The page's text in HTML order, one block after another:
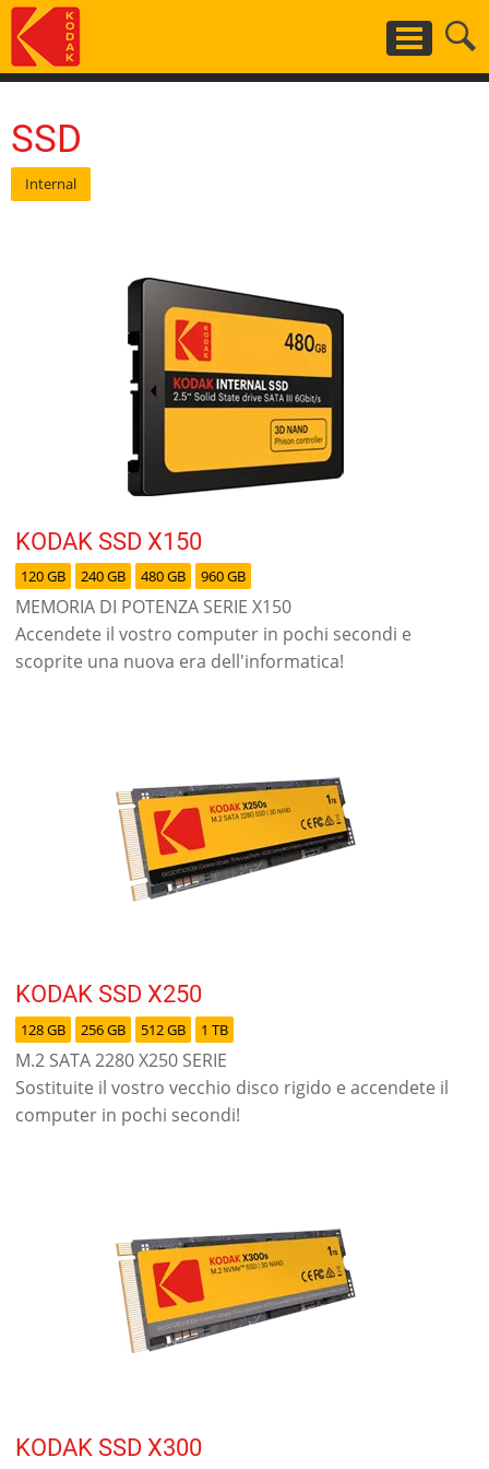
Salta
contenuto
SSD
Internal
KODAK SSD X150
120 GB 240 GB 480 GB 960 GB
MEMORIA DI POTENZA SERIE X150
Accendete il vostro computer in pochi secondi e
scoprite una nuova era dell'informatica!
KODAK SSD X250
128 GB 256 GB 512 GB 1 TB
M.2 SATA 2280 X250 SERIE
Sostituite il vostro vecchio disco rigido e accendete il
computer in pochi secondi!
KODAK SSD X300